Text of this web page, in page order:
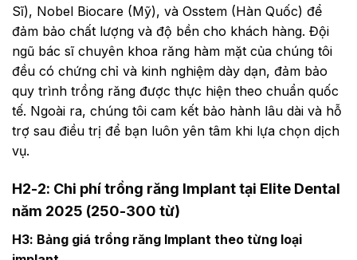
Sĩ), Nobel Biocare (Mỹ), và Osstem (Hàn Quốc) để
đảm bảo chất lượng và độ bền cho khách hàng. Đội
ngũ bác sĩ chuyên khoa răng hàm mặt của chúng tôi
đều có chứng chỉ và kinh nghiệm dày dạn, đảm bảo
quy trình trồng răng được thực hiện theo chuẩn quốc
tế. Ngoài ra, chúng tôi cam kết bảo hành lâu dài và hỗ
trợ sau điều trị để bạn luôn yên tâm khi lựa chọn dịch
vụ.
H2-2: Chi phí trồng răng Implant tại Elite Dental
năm 2025 (250-300 từ)
H3: Bảng giá trồng răng Implant theo từng loại